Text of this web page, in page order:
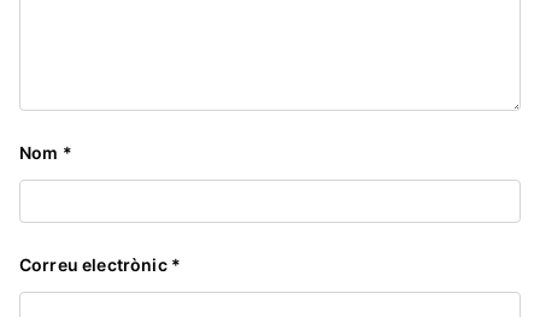
Nom *
Correu electrònic *